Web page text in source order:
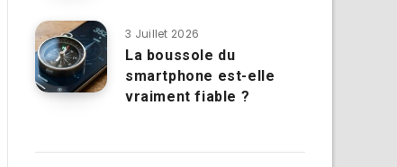
3 Juillet 2026
La boussole du
smartphone est-elle
vraiment fiable ?